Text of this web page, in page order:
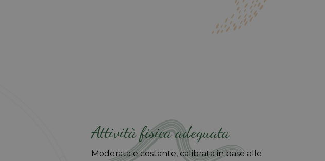
Attività fisica adeguata
Moderata e costante, calibrata in base alle